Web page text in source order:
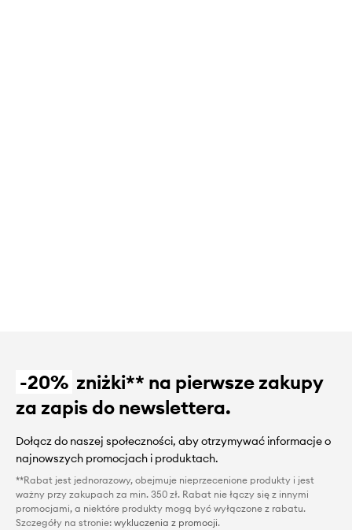
-20% zniżki** na pierwsze zakupy
za zapis do newslettera.
Dołącz do naszej społeczności, aby otrzymywać informacje o
najnowszych promocjach i produktach.
**Rabat jest jednorazowy, obejmuje nieprzecenione produkty i jest
ważny przy zakupach za min. 350 zł. Rabat nie łączy się z innymi
promocjami, a niektóre produkty mogą być wyłączone z rabatu.
Szczegóły na stronie: wykluczenia z promocji.